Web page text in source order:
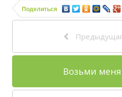
Поделиться
Возьми